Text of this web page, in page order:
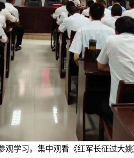
观学习。集中观看《红军长征过大